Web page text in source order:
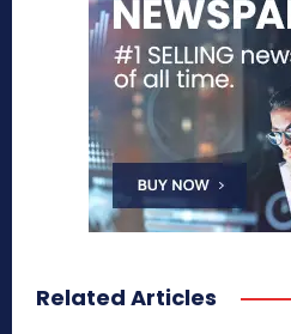
Related Articles